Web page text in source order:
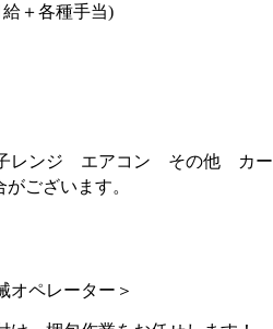
給＋各種手当)
ンジ エアコン その他 カー
ございます。
オペレーター＞